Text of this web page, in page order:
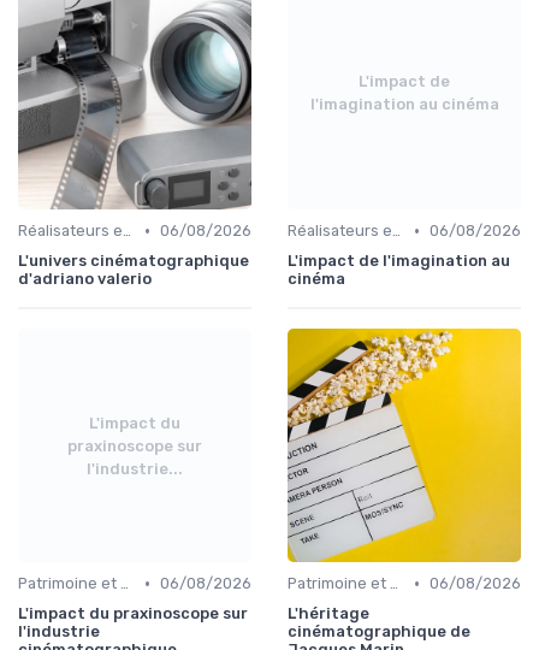
Réalisateurs et auteurs • 06/08/2026
L'univers cinématographique
d'adriano valerio
L'impact de
l'imagination au cinéma
Réalisateurs et auteurs • 06/08/2026
L'impact de l'imagination au
cinéma
L'impact du
praxinoscope sur
l'industrie...
Patrimoine et classiques • 06/08/2026
L'impact du praxinoscope sur
l'industrie
Patrimoine et classiques • 06/08/2026
L'héritage
cinématographique de